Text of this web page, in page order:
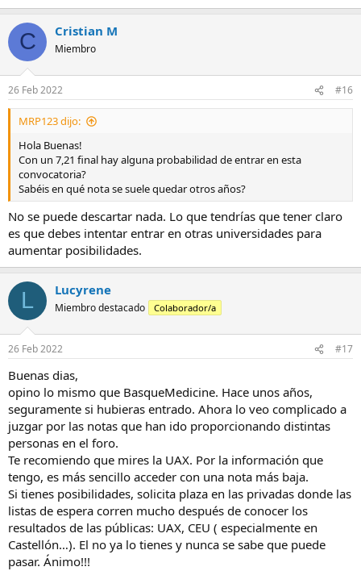
C Cristian M
Miembro
26 Feb 2022 #16
MRP123 dijo:
Hola Buenas!
Con un 7,21 final hay alguna probabilidad de entrar en esta
convocatoria?
Sabéis en qué nota se suele quedar otros años?
No se puede descartar nada. Lo que tendrías que tener claro
es que debes intentar entrar en otras universidades para
aumentar posibilidades.
L Lucyrene
Miembro destacado Colaborador/a
26 Feb 2022 #17
Buenas dias,
opino lo mismo que BasqueMedicine. Hace unos años,
seguramente si hubieras entrado. Ahora lo veo complicado a
juzgar por las notas que han ido proporcionando distintas
personas en el foro.
Te recomiendo que mires la UAX. Por la información que
tengo, es más sencillo acceder con una nota más baja.
Si tienes posibilidades, solicita plaza en las privadas donde las
listas de espera corren mucho después de conocer los
resultados de las públicas: UAX, CEU ( especialmente en
Castellón…). El no ya lo tienes y nunca se sabe que puede
pasar. Ánimo!!!